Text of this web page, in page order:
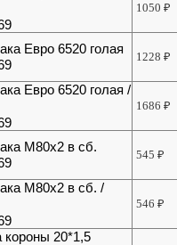
1050₽
Евро 6520 голая
1228₽
Евро 6520 голая /
1686₽
М80х2 в сб.
545₽
М80х2 в сб. /
546₽
короны 20*1,5